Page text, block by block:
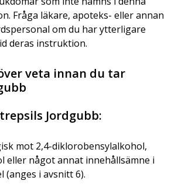
Fråga läkare, apoteks- eller annan
om du har ytterligare
deras instruktion.
veta innan du tar
Jordgubb:
mot 2,4-diklorobensylalkohol,
eller något annat innehållsämne i
(anges i avsnitt 6).